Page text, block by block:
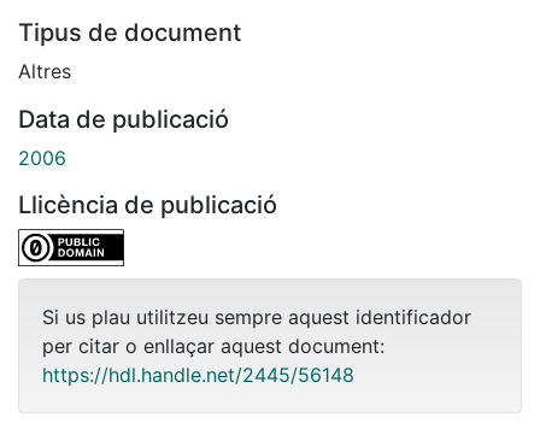
Tipus de document
Altres
Data de publicació
2006
Llicència de publicació
Si us plau utilitzeu sempre aquest identificador
per citar o enllaçar aquest document:
https://hdl.handle.net/2445/56148